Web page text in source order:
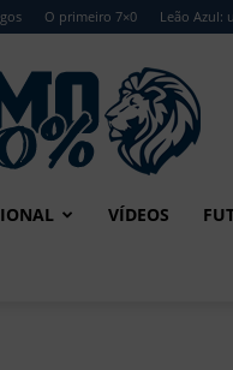
O primeiro 7×0 Leão Azul:
Remo
VÍDEOS